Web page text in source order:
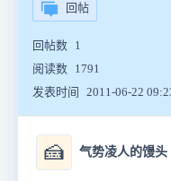
回帖
回帖数 1
阅读数 1791
发表时间
2011-06-22
🍰 气势凌人的馒头